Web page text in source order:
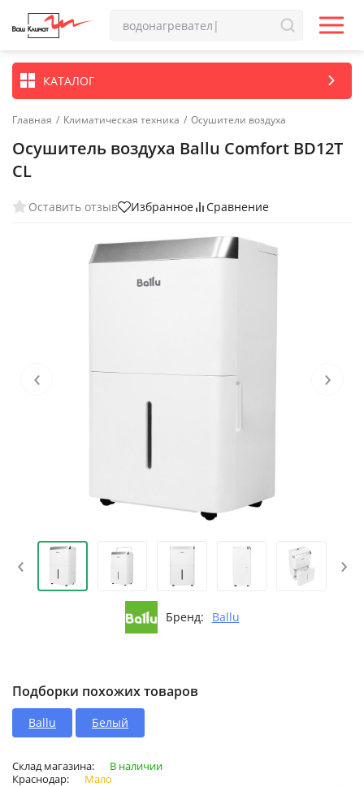
КАТАЛОГ
Главная / Климатическая техника / Осушители воздуха
Осушитель воздуха Ballu Comfort BD12T
CL
Оставить отзыв Избранное Сравнение
‹ ›
‹ ›
Бренд: Ballu
Подборки похожих товаров
Ballu Белый
Склад магазина:
В наличии
Краснодар:
Мало